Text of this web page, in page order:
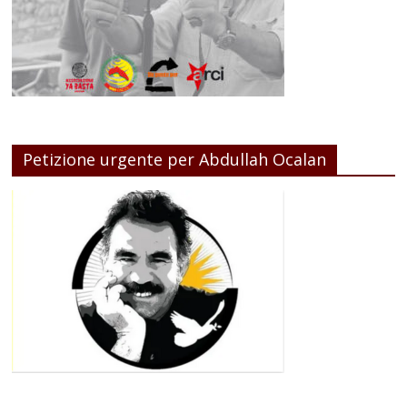
Petizione urgente per Abdullah Ocalan